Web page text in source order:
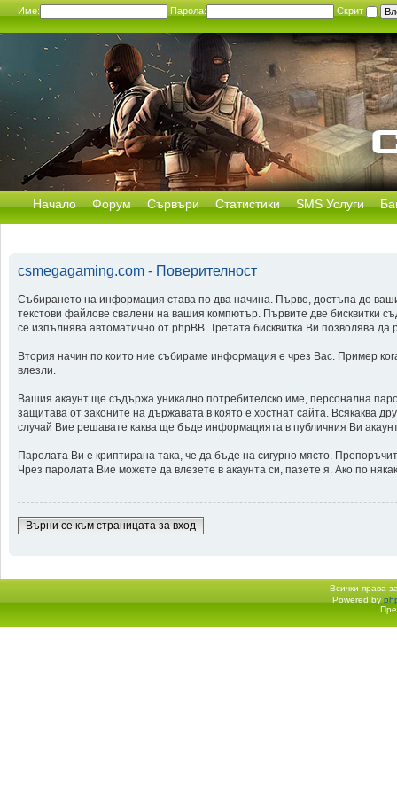
Име: Парола: Скрит
Начало Форум Сървъри Статистики SMS Услуги
csmegagaming.com - Поверителност
Събирането на информация става по два начина. Първо, достъпа до
текстови файлове свалени на вашия компютър. Първите две бисквитки
се изпълнява автоматично от phpBB. Третата бисквитка Ви позволява
Втория начин по които ние събираме информация е чрез Вас. Пример
влезли.
Вашия акаунт ще съдържа уникално потребителско име, персонална
защитава от законите на държавата в която е хостнат сайта. Всякаква
случай Вие решавате каква ще бъде информацията в публичния Ви
Паролата Ви е криптирана така, че да бъде на сигурно място.
Чрез паролата Вие можете да влезете в акаунта си, пазете я. Ако по
Върни се към страницата за вход
Всички права
Начало форум Powered by